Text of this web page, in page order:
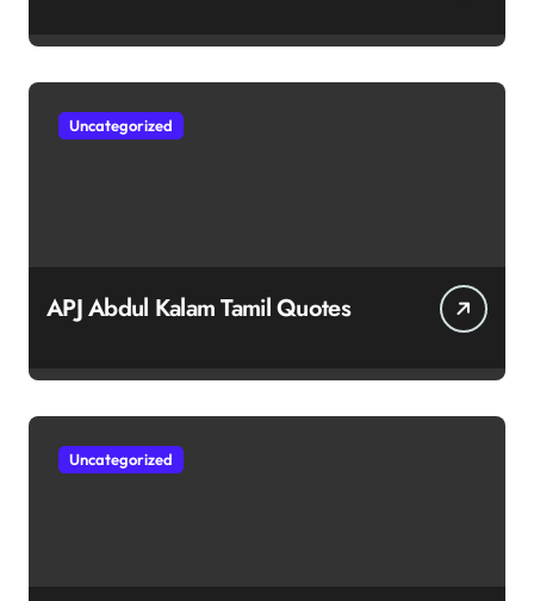
Uncategorized
APJ Abdul Kalam Tamil Quotes
Uncategorized